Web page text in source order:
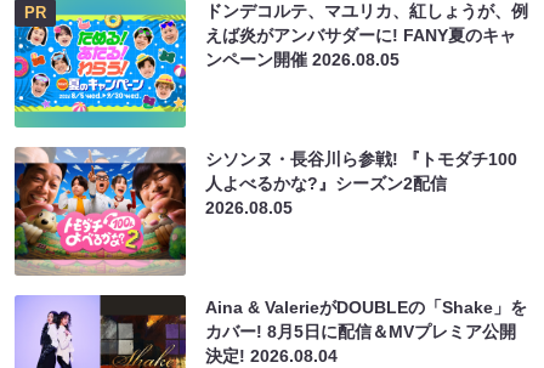
PR
ドンデコルテ、マユリカ、紅しょうが、例
えば炎がアンバサダーに! FANY夏のキャ
ンペーン開催2026.08.05
シソンヌ・長谷川ら参戦! 『トモダチ100
人よべるかな?』シーズン2配信
2026.08.05
Aina & ValerieがDOUBLEの「Shake」を
カバー! 8月5日に配信＆MVプレミア公開
決定!2026.08.04